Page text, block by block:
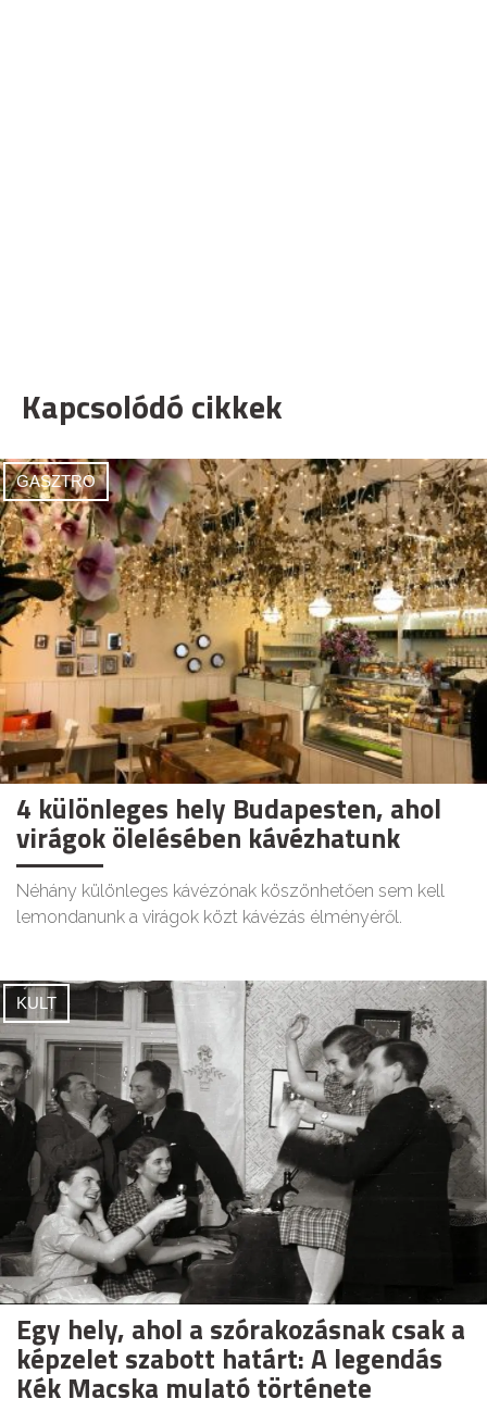
Kapcsolódó cikkek
GASZTRO
4 különleges hely Budapesten, ahol
virágok ölelésében kávézhatunk
Néhány különleges kávézónak köszönhetően sem kell
lemondanunk a virágok közt kávézás élményéről.
KULT
Egy hely, ahol a szórakozásnak csak a
képzelet szabott határt: A legendás
Kék Macska mulató története